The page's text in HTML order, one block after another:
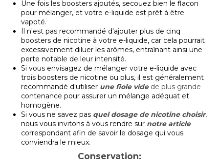
Une fois les boosters ajoutés, secouez bien le flacon
pour mélanger, et votre e-liquide est prêt à être
vapoté.
Il n'est pas recommandé d'ajouter plus de cinq
boosters de nicotine à votre e-liquide, car cela pourrait
excessivement diluer les arômes, entraînant ainsi une
perte notable de leur intensité.
Si vous envisagez de mélanger votre e-liquide avec
trois boosters de nicotine ou plus, il est généralement
recommandé d'utiliser une fiole videde plus grande
contenance pour assurer un mélange adéquat et
homogène.
Si vous ne savez pas quel dosage de nicotine choisir,
nous vous invitons à vous rendre sur notre article
correspondant afin de savoir le dosage qui vous
conviendra le mieux.
Conservation: